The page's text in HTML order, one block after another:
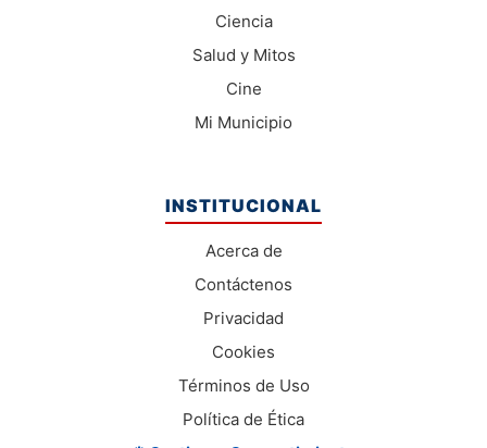
Ciencia
Salud y Mitos
Cine
Mi Municipio
INSTITUCIONAL
Acerca de
Contáctenos
Privacidad
Cookies
Términos de Uso
Política de Ética